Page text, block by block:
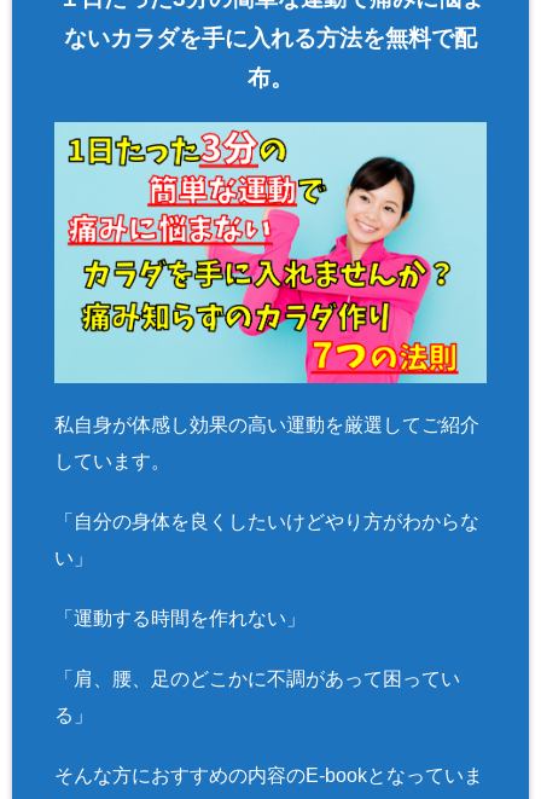
ないカラダを手に入れる方法を無料で配
布。
私自身が体感し効果の高い運動を厳選してご紹介
しています。
「自分の身体を良くしたいけどやり方がわからな
い」
「運動する時間を作れない」
「肩、腰、足のどこかに不調があって困ってい
る」
そんな方におすすめの内容のE-bookとなっていま